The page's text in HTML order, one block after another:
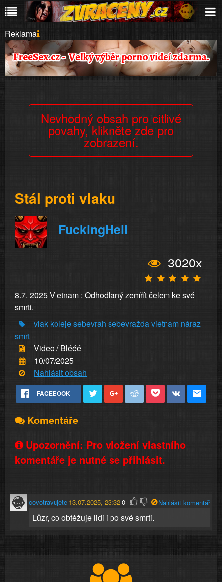
Reklama
Nevhodný obsah pro citlivé
povahy, klikněte zde pro
zobrazení.
Stál proti vlaku
FuckingHell
3020x
8.7. 2025 Vietnam : Odhodlaný zemřít čelem ke své
smrti.
vlak kolejesebevrah sebevraždavietnam náraz
smrt
Video / Blééé
10/07/2025
Nahlásit obsah
FACEBOOK
Komentáře
Upozornění: Pro vložení vlastního
komentáře je nutné se přihlásit.
covotravujete 13.07.2025, 23:320 Nahlásit komentář
Lůzr, co obtěžuje lidi i po své smrti.